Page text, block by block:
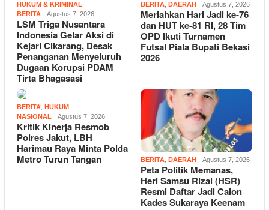
HUKUM & KRIMINAL
BERITA
Agustus 7, 2026
LSM Triga Nusantara
Indonesia Gelar Aksi di
Kejari Cikarang, Desak
Penanganan Menyeluruh
Dugaan Korupsi PDAM
Tirta Bhagasasi
BERITA DAERAH Agustus 7, 2026
Meriahkan Hari Jadi ke-76
dan HUT ke-81 RI, 28 Tim
OPD Ikuti Turnamen
Futsal Piala Bupati Bekasi
2026
BERITA HUKUM
NASIONAL
Agustus 7, 2026
Kritik Kinerja Resmob
Polres Jakut, LBH
Harimau Raya Minta Polda
Metro Turun Tangan
BERITA DAERAH Agustus 7, 2026
Peta Politik Memanas,
Heri Samsu Rizal (HSR)
Resmi Daftar Jadi Calon
Kades Sukaraya Keenam